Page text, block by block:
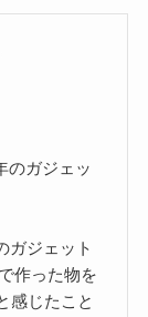
のガジェッ
ガジェット
作った物を
感じたこと